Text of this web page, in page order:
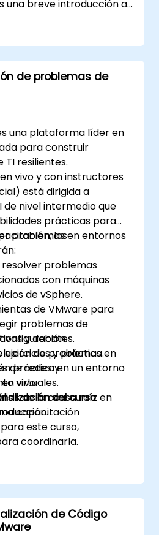
utilizando una
IoT Core.
datos de sensores y
la interfaz web.
una breve introducción a
y realizarás
operativas y
abarca todos los
de OpenStack, desde
hasta la
nube. El formato del
en un entorno real de
de problemas de
una plataforma líder en
para construir
resilientes.
vivo y con instructores
está dirigida a
de nivel intermedio que
prácticas para
problemas en entornos
los
problemas
con máquinas
de vSphere.
de VMware para
problemas de
de problemas en
de redes y
virtuales.
de la causa raíz en
y debates.
ejercicios y práctica.
práctica en un entorno
vivo.
del curso
capacitación
este curso,
coordinarla.
de Código